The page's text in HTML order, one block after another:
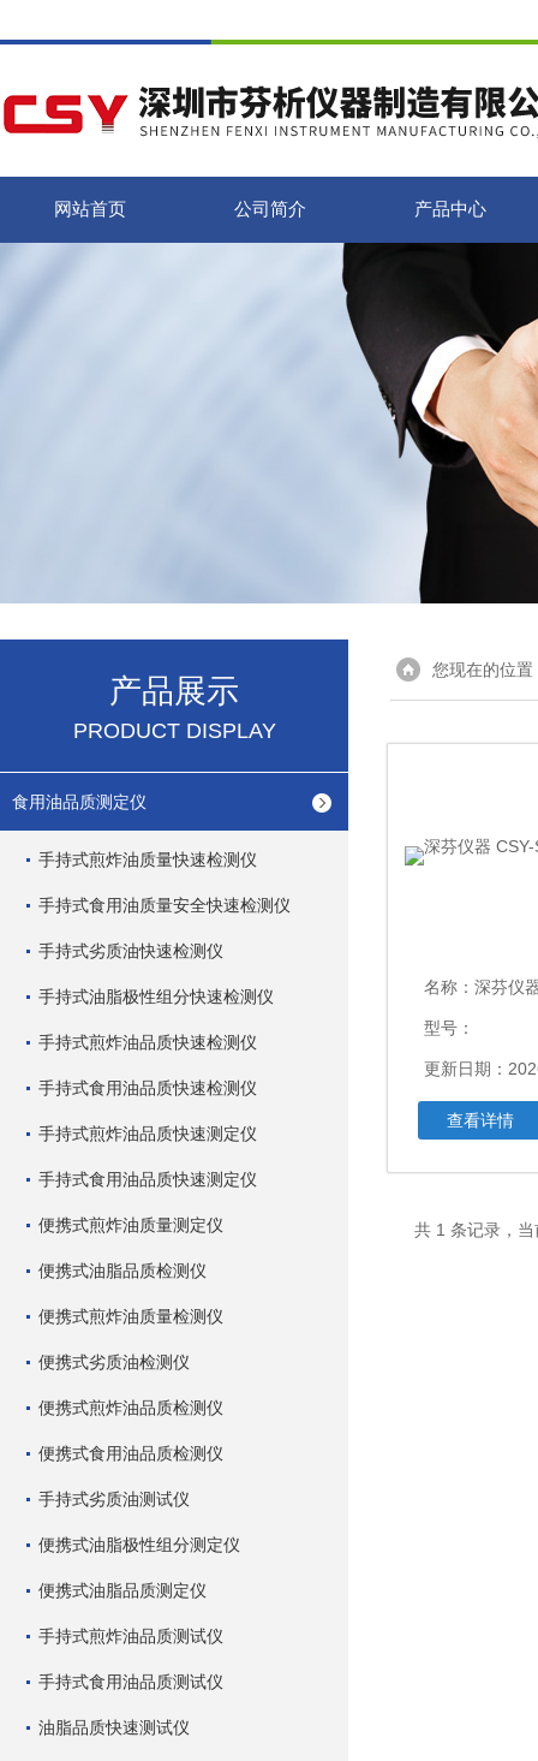
网站首页 公司简介 产品中心
产品展示
PRODUCT DISPLAY
食用油品质测定仪
手持式煎炸油质量快速检测仪
手持式食用油质量安全快速检测仪
手持式劣质油快速检测仪
手持式油脂极性组分快速检测仪
手持式煎炸油品质快速检测仪
手持式食用油品质快速检测仪
手持式煎炸油品质快速测定仪
手持式食用油品质快速测定仪
便携式煎炸油质量测定仪
便携式油脂品质检测仪
便携式煎炸油质量检测仪
便携式劣质油检测仪
便携式煎炸油品质检测仪
便携式食用油品质检测仪
手持式劣质油测试仪
便携式油脂极性组分测定仪
便携式油脂品质测定仪
手持式煎炸油品质测试仪
手持式食用油品质测试仪
油脂品质快速测试仪
您现在的位置
名称： 深芬仪器
型号：
更新日期：
查看详情
共 1 条记录，